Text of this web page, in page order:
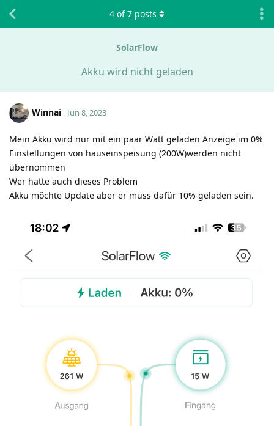
SolarFlow
Akku wird nicht geladen
4 of7 posts
Winnai Jun 8, 2023
Mein Akku wird nur mit ein paar Watt geladen Anzeige im 0%
Einstellungen von hauseinspeisung (200W)werden nicht
übernommen
Wer hatte auch dieses Problem
Akku möchte Update aber er muss dafür 10% geladen sein.